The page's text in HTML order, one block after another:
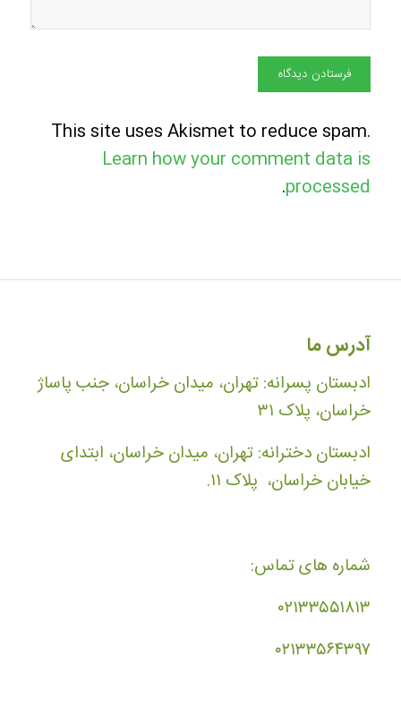
This site uses Akismet to reduce spam.
Learn how your comment data is
processed
.
آدرس ما
ادبستان پسرانه: تهران، میدان خراسان، جنب پاساژ
خراسان، پلاک ۳۱
ادبستان دخترانه: تهران، میدان خراسان، ابتدای
خیابان خراسان، پلاک ۱۱.
شماره های تماس:
۰۲۱۳۳۵۵۱۸۱۳
۰۲۱۳۳۵۶۴۳۹۷